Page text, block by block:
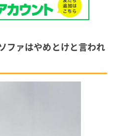
ファはやめとけと言われ